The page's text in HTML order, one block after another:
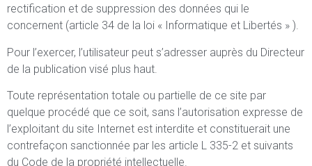
rectification et de suppression des données qui le
concernent (article 34 de la loi « Informatique et Libertés » ).
Pour l’exercer, l’utilisateur peut s’adresser auprès du Directeur
de la publication visé plus haut.
Toute représentation totale ou partielle de ce site par
quelque procédé que ce soit, sans l’autorisation expresse de
l’exploitant du site Internet est interdite et constituerait une
contrefaçon sanctionnée par les article L 335-2 et suivants
du Code de la propriété intellectuelle.